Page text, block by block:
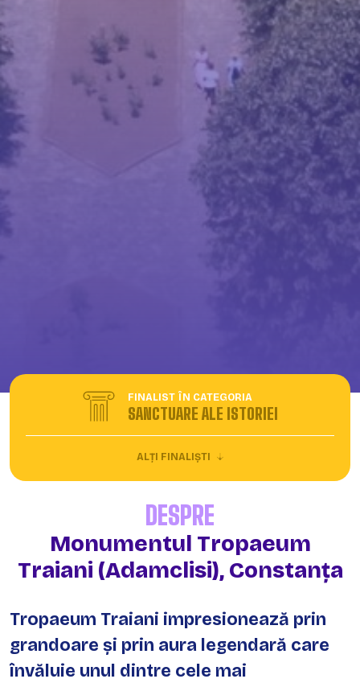
FINALIST ÎN CATEGORIA
SANCTUARE ALE ISTORIEI
ALȚI FINALIȘTI
DESPRE
Monumentul Tropaeum
Traiani (Adamclisi), Constanța
Tropaeum Traiani impresionează prin
grandoare și prin aura legendară care
învăluie unul dintre cele mai